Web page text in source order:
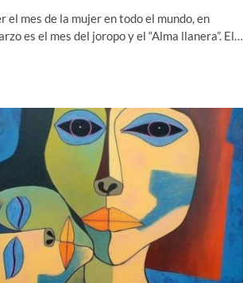
el mes de la mujer en todo el mundo, en
es el mes del joropo y el “Alma llanera”. El…